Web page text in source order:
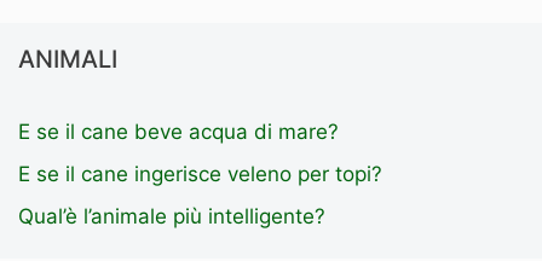
ANIMALI
E se il cane beve acqua di mare?
E se il cane ingerisce veleno per topi?
Qual’è l’animale più intelligente?